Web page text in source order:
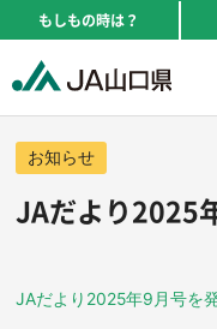
もしもの時は？
お知らせ
JAだより2025
JAだより2025年9月号を